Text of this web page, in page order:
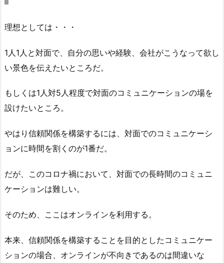
理想としては・・・
1人1人と対面で、自分の思いや経験、会社がこうなって欲し
い景色を伝えたいところだ。
もしくは1人対5人程度で対面のコミュニケーションの場を
設けたいところ。
やはり信頼関係を構築するには、対面でのコミュニケーシ
ョンに時間を割くのが1番だ。
だが、このコロナ禍において、対面での長時間のコミュニ
ケーションは難しい。
そのため、ここはオンラインを利用する。
本来、信頼関係を構築することを目的としたコミュニケー
ションの場合、オンラインが不向きであるのは間違いな